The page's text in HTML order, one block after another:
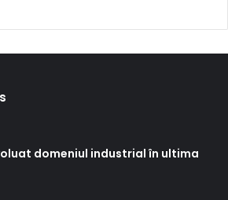
domeniul industrial în ultima